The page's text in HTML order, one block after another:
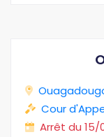
Cour
Arrêt du 15/